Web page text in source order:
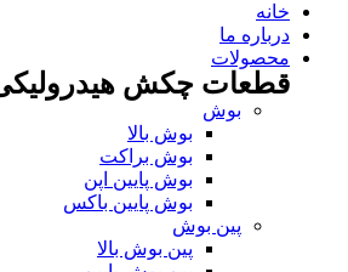
خانه
درباره ما
محصولات
قطعات چکش
بوش
بوش بالا
بوش براکت
بوش پایین اپن
بوش پایین باکس
پین بوش
پین بوش بالا